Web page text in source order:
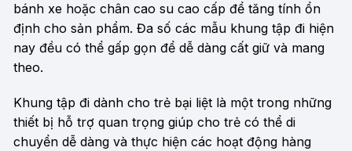
bánh xe hoặc chân cao su cao cấp để tăng tính ổn
định cho sản phẩm. Đa số các mẫu khung tập đi hiện
nay đều có thể gấp gọn để dễ dàng cất giữ và mang
theo.
Khung tập đi dành cho trẻ bại liệt là một trong những
thiết bị hỗ trợ quan trọng giúp cho trẻ có thể di
chuyển dễ dàng và thực hiện các hoạt động hàng